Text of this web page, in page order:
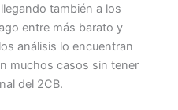
también a los
entre más barato y
análisis lo encuentran
muchos casos sin tener
del 2CB.